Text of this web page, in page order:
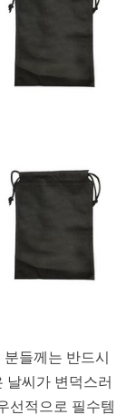
들께는 반드시
날씨가 변덕스러
선적으로 필수템